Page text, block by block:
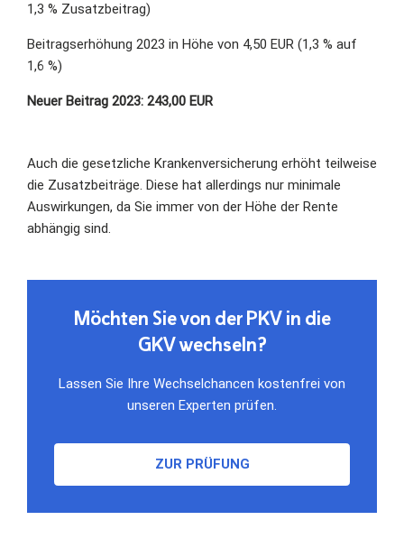
1,3 % Zusatzbeitrag)
Beitragserhöhung 2023 in Höhe von 4,50 EUR (1,3 % auf
1,6 %)
Neuer Beitrag 2023: 243,00 EUR
Auch die gesetzliche Krankenversicherung erhöht teilweise
die Zusatzbeiträge. Diese hat allerdings nur minimale
Auswirkungen, da Sie immer von der Höhe der Rente
abhängig sind.
Möchten Sie von der PKV in die
GKV wechseln?
Lassen Sie Ihre Wechselchancen kostenfrei von
unseren Experten prüfen.
ZUR PRÜFUNG